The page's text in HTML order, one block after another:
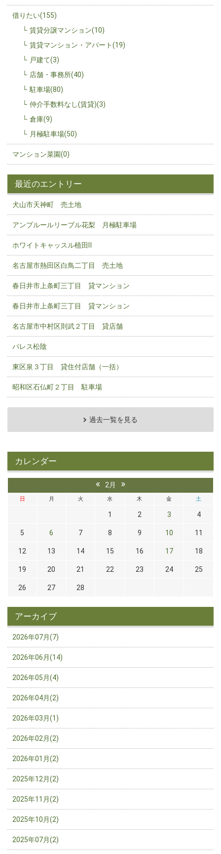
借りたい(155)
賃貸分譲マンション(10)
賃貸マンション・アパート(19)
戸建て(3)
店舗・事務所(40)
駐車場(80)
仲介手数料なし(賃貸)(3)
倉庫(9)
月極駐車場(50)
マンション菜園(0)
最近のエントリー
犬山市天神町 売土地
アンプルールリーブル花梨 月極駐車場
ホワイトキャッスル植田Ⅱ
名古屋市熱田区白鳥二丁目 売土地
春日井市上条町三丁目 貸マンション
春日井市上条町三丁目 貸マンション
名古屋市中村区則武２丁目 貸店舗
パレス松陰
東区泉３丁目 貸住付店舗（一括）
昭和区石仏町２丁目 駐車場
過去一覧を見る
カレンダー
« 2月 »
日 月 火 水 木 金 土
1 2 3 4
5 6 7 8 9 10 11
12 13 14 15 16 17 18
19 20 21 22 23 24 25
26 27 28
アーカイブ
2026年07月(7)
2026年06月(14)
2026年05月(4)
2026年04月(2)
2026年03月(1)
2026年02月(2)
2026年01月(2)
2025年12月(2)
2025年11月(2)
2025年10月(2)
2025年07月(2)